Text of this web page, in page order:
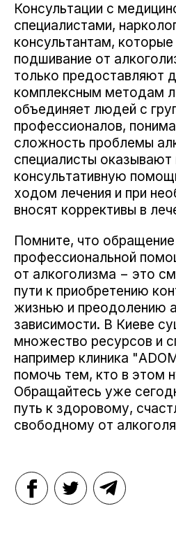
Консультации с
специалистами,
консультантам,
подшивание от
только предоставляют
комплексным методам
объединяет людей с
профессионалов,
сложность проблемы
специалисты
консультативную
ходом лечения и при
вносят коррективы в
Помните, что обращение
профессиональной
от алкоголизма − это
пути к приобретению
жизнью и преодолению
зависимости. В Киеве
множество ресурсов и
например клиника
помочь тем, кто в этом
Обращайтесь уже
путь к здоровому,
свободному от